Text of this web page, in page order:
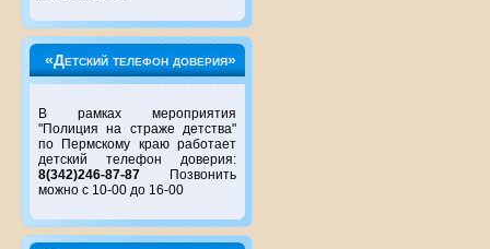
«Детский телефон доверия»
В рамках мероприятия
"Полиция на страже детства"
по Пермскому краю работает
детский телефон доверия:
8(342)246-87-87 Позвонить
можно с 10-00 до 16-00